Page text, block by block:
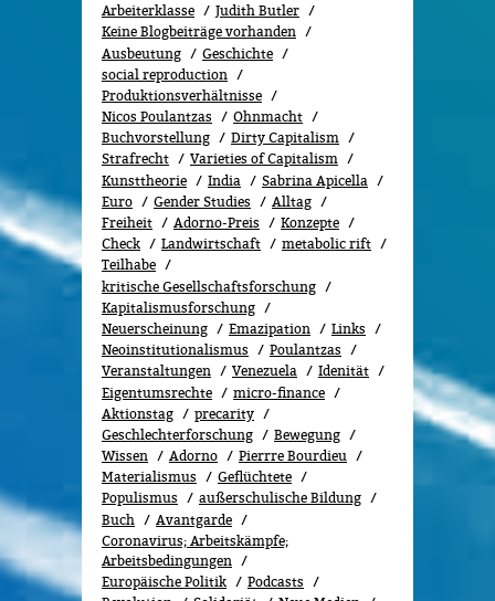
Arbeiterklasse
Judith Butler
Keine Blogbeiträge vorhanden
Ausbeutung
Geschichte
social reproduction
Produktionsverhältnisse
Nicos Poulantzas
Ohnmacht
Buchvorstellung
Dirty Capitalism
Strafrecht
Varieties of Capitalism
Kunsttheorie
India
Sabrina Apicella
Euro
Gender Studies
All­tag
Freiheit
Adorno-Preis
Konzepte
Check
Landwirtschaft
metabolic rift
Teilhabe
kritische Gesellschaftsforschung
Kapitalismusforschung
Neuerscheinung
Emazipation
Links
Neoinstitutionalismus
Poulantzas
Veranstaltungen
Venezuela
Idenität
Eigentumsrechte
micro-finance
Aktionstag
precarity
Geschlechterforschung
Bewe­gung
Wissen
Adorno
Pierrre Bourdieu
Materialismus
Geflüchtete
Populismus
außerschulische Bildung
Buch
Avantgarde
Coronavirus; Arbeitskämpfe;
Arbeitsbedingungen
Europäische Politik
Podcasts